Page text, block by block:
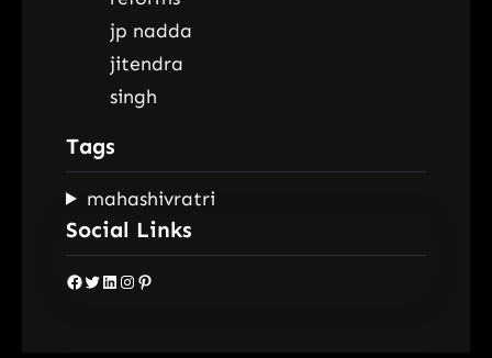
Tags
mahashivratri
Social Links
Facebook Twitter LinkedIn Instagram Pinterest